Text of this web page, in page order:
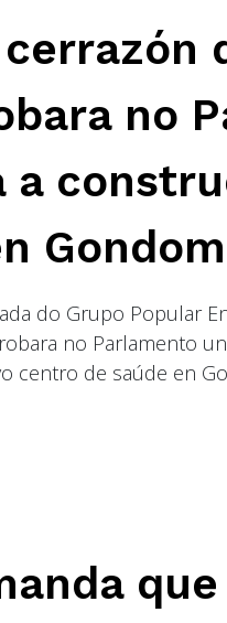
no
a
do Grupo Popular
no Parlamento
centro de saúde en